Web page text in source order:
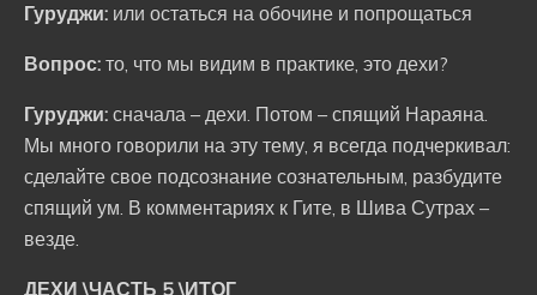
Гуруджи: или остаться на обочине и попрощаться
Вопрос: то, что мы видим в практике, это дехи?
Гуруджи: сначала – дехи. Потом – спящий Нараяна.
Мы много говорили на эту тему, я всегда подчеркивал:
сделайте свое подсознание сознательным, разбудите
спящий ум. В комментариях к Гите, в Шива Сутрах –
везде.
ДЕХИ \ЧАСТЬ 5 \ИТОГ